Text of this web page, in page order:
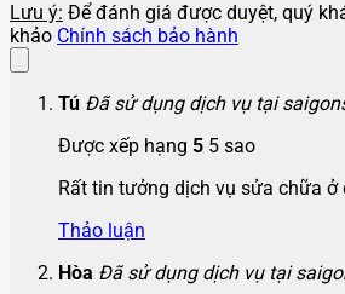
Lưu ý: Để đánh giá được duyệt, quý
khảo Chính sách bảo hành
Tú Đã sử dụng dịch vụ tại
Được xếp hạng 5 5 sao
Rất tin tưởng dịch vụ sửa chữa ở
Thảo luận
Hòa Đã sử dụng dịch vụ tại